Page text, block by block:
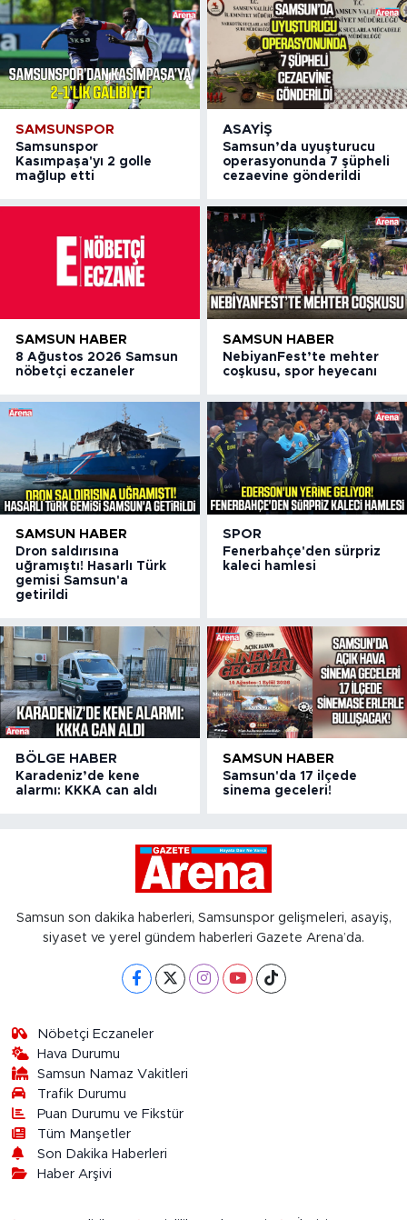
SAMSUNSPOR
Samsunspor
Kasımpaşa'yı 2 golle
mağlup etti
ASAYIŞ
Samsun’da uyuşturucu
operasyonunda 7 şüpheli
cezaevine gönderildi
SAMSUN HABER
8 Ağustos 2026 Samsun
nöbetçi eczaneler
SAMSUN HABER
NebiyanFest’te mehter
coşkusu, spor heyecanı
SAMSUN HABER
Dron saldırısına
uğramıştı! Hasarlı Türk
gemisi Samsun'a
getirildi
SPOR
Fenerbahçe'den sürpriz
kaleci hamlesi
BÖLGE HABER
Karadeniz’de kene
alarmı: KKKA can aldı
SAMSUN HABER
Samsun'da 17 ilçede
sinema geceleri!
Samsun son dakika haberleri, Samsunspor gelişmeleri, asayiş,
siyaset ve yerel gündem haberleri Gazete Arena’da.
Nöbetçi Eczaneler
Hava Durumu
Samsun Namaz Vakitleri
Trafik Durumu
Puan Durumu ve Fikstür
Tüm Manşetler
Son Dakika Haberleri
Haber Arşivi